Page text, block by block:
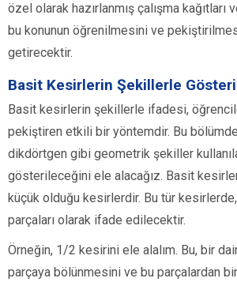
özel olarak hazırlanmış çalışma kağıtları
bu konunun öğrenilmesini ve
getirecektir.
Basit Kesirlerin Şekillerle
Basit kesirlerin şekillerle ifadesi,
pekiştiren etkili bir yöntemdir. Bu
dikdörtgen gibi geometrik şekiller
gösterileceğini ele alacağız. Basit
küçük olduğu kesirlerdir. Bu tür
parçaları olarak ifade edilecektir.
Örneğin, 1/2 kesirini ele alalım. Bu, bir
parçaya bölünmesini ve bu parçalardan